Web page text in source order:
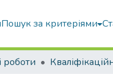
Пошук за критеріями
роботи